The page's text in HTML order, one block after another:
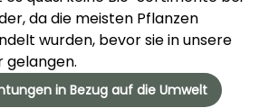
da die meisten Pflanzen
wurden, bevor sie in unsere
gelangen.
in Bezug auf die Umwelt